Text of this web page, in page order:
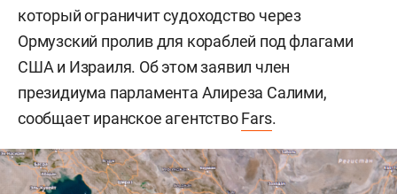
который ограничит судоходство через
Ормузский пролив для кораблей под флагами
США и Израиля. Об этом заявил член
президиума парламента Алиреза Салими,
сообщает иранское агентствоFars.